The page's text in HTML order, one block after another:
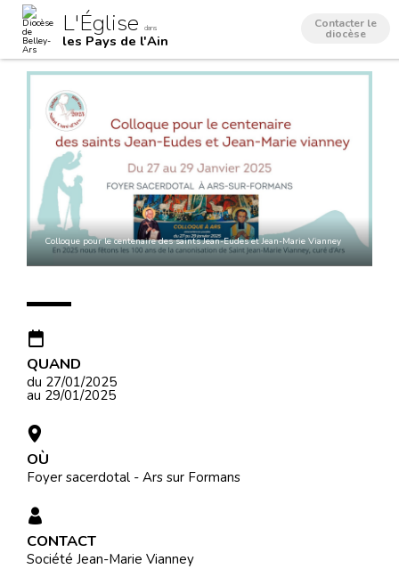
contenu.
Outils
personnels
L'Église dans
les Pays de l'Ain
Contacter le
diocèse
Colloque pour le centenaire des saints Jean-Eudes et Jean-Marie Vianney
QUAND
du 27/01/2025
au 29/01/2025
OÙ
Foyer sacerdotal - Ars sur Formans
CONTACT
Société Jean-Marie Vianney